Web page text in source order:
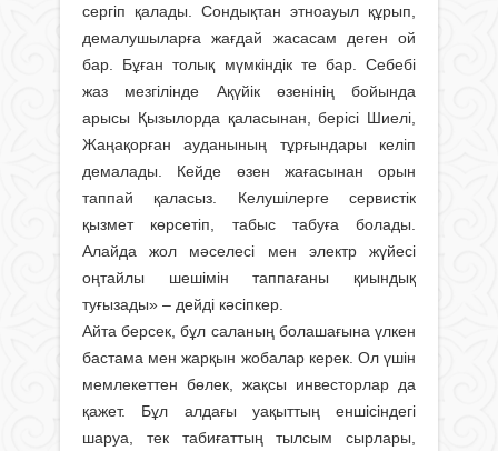
сергіп қалады. Сондықтан этноауыл құрып,
демалушыларға жағдай жасасам деген ой
бар. Бұған толық мүмкіндік те бар. Себебі
жаз мезгілінде Ақүйік өзенінің бойында
арысы Қызылорда қаласынан, берісі Шиелі,
Жаңақорған ауданының тұрғындары келіп
демалады. Кейде өзен жағасынан орын
таппай қаласыз. Келушілерге сервистік
қызмет көрсетіп, табыс табуға болады.
Алайда жол мәселесі мен электр жүйесі
оңтайлы шешімін таппағаны қиындық
туғызады» – дейді кәсіпкер.
Айта берсек, бұл саланың болашағына үлкен
бастама мен жарқын жобалар керек. Ол үшін
мемлекеттен бөлек, жақсы инвесторлар да
қажет. Бұл алдағы уақыттың еншісіндегі
шаруа, тек табиғаттың тылсым сырлары,